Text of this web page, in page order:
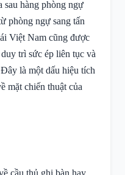
sau hàng phòng ngự
phòng ngự sang tấn
Việt Nam cũng được
trì sức ép liên tục và
là một dấu hiệu tích
mặt chiến thuật của
cầu thủ ghi bàn hay